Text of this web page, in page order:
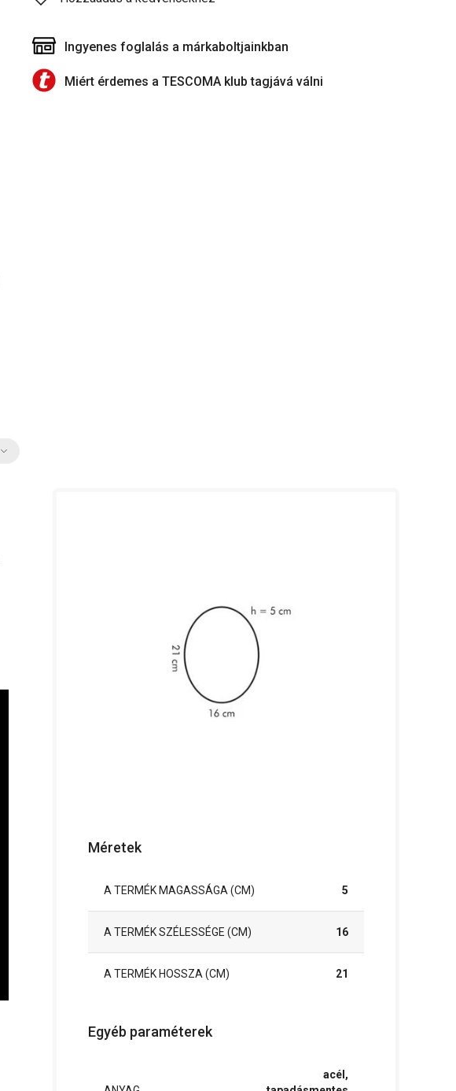
Ingyenes foglalás a márkaboltjainkban
Miért érdemes a TESCOMA klub tagjává válni
Méretek
A TERMÉK MAGASSÁGA (CM) 5
A TERMÉK SZÉLESSÉGE (CM) 16
A TERMÉK HOSSZA (CM) 21
Egyéb paraméterek
acél,